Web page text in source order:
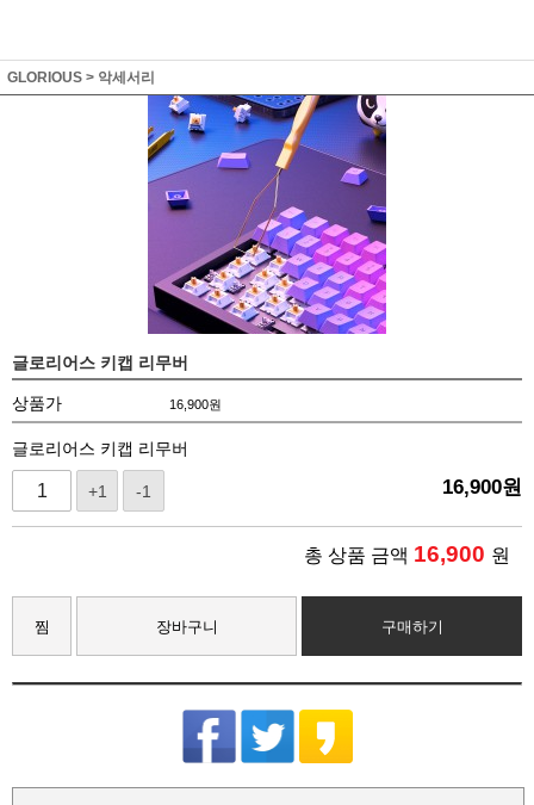
GLORIOUS > 악세서리
글로리어스 키캡 리무버
상품가 16,900원
글로리어스 키캡 리무버
+1 -1 16,900원
총 상품 금액 16,900 원
찜 장바구니 구매하기